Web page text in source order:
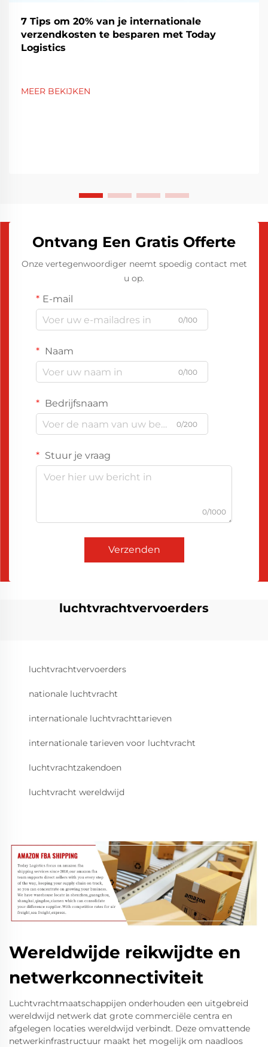
7 Tips om 20% van je internationale
verzendkosten te besparen met Today
Logistics
MEER BEKIJKEN
Ontvang Een Gratis Offerte
Onze vertegenwoordiger neemt spoedig contact met
u op.
E-mail
0/100
Naam
0/100
Bedrijfsnaam
0/200
Stuur je vraag
0/1000
Verzenden
luchtvrachtvervoerders
luchtvrachtvervoerders
nationale luchtvracht
internationale luchtvrachttarieven
internationale tarieven voor luchtvracht
luchtvrachtzakendoen
luchtvracht wereldwijd
Wereldwijde reikwijdte en
netwerkconnectiviteit
Luchtvrachtmaatschappijen onderhouden een uitgebreid
wereldwijd netwerk dat grote commerciële centra en
afgelegen locaties wereldwijd verbindt. Deze omvattende
netwerkinfrastructuur maakt het mogelijk om naadloos